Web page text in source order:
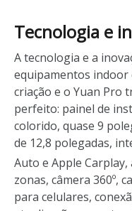
Tecnologia e
A tecnologia e a
equipamentos indoor
criação e o Yuan Pro
perfeito: painel de
colorido, quase 9
de 12,8 polegadas,
Auto e Apple
zonas, câmera 360º,
para celulares,